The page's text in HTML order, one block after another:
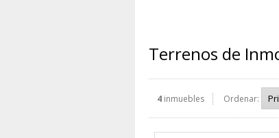
Terrenos de
4 inmuebles Ordenar: